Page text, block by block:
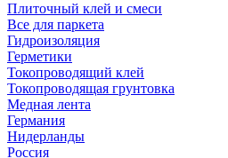
Плиточный клей и смеси
Все для паркета
Гидроизоляция
Герметики
Токопроводящий клей
Токопроводящая грунтовка
Медная лента
Германия
Нидерланды
Россия